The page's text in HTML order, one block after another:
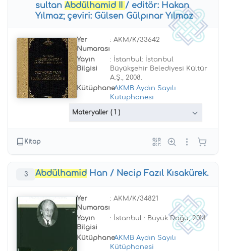
sultan Abdülhamid II / editör: Hakan
Yılmaz; çeviri: Gülsen Gülpınar Yılmaz
Yer
Numarası
: AKM/K/33642
Yayın
Bilgisi
: İstanbul: İstanbul
Büyükşehir Belediyesi Kültür
A.Ş., 2008.
Kütüphane
:AKMB Aydın Sayılı
Kütüphanesi
Materyaller ( 1 )
Kitap
3 Abdülhamid Han / Necip Fazıl Kısakürek.
Yer
Numarası
: AKM/K/34821
Yayın
Bilgisi
: İstanbul : Büyük Doğu, 2014.
Kütüphane
:AKMB Aydın Sayılı
Kütüphanesi